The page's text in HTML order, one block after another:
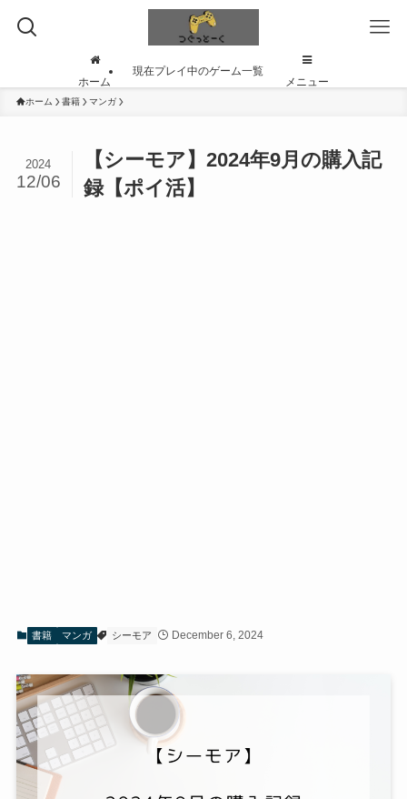
ホーム
現在プレイ中のゲーム一覧
メニュー
ホーム 書籍 マンガ
【シーモア】2024年9月の購入記
録【ポイ活】
2024
12/06
書籍 マンガ シーモア December 6, 2024